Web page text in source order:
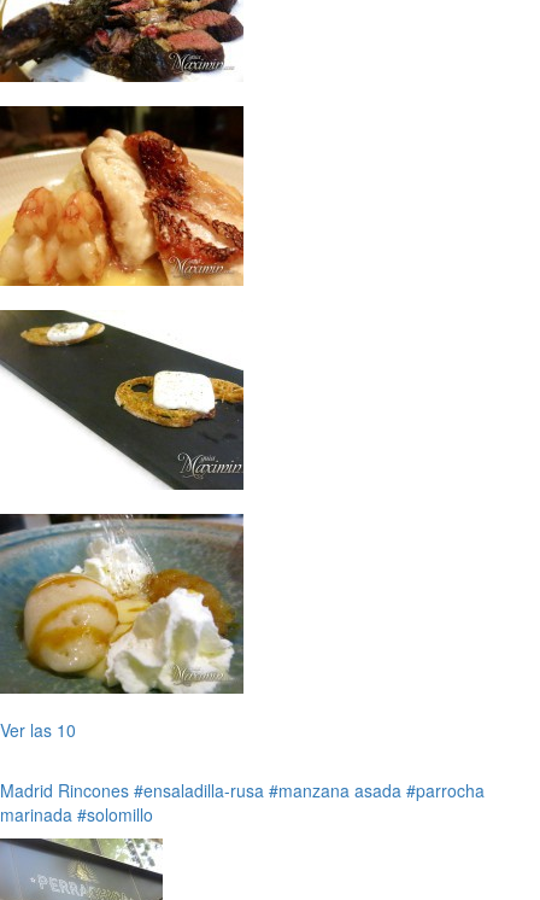
Ver las 10
Madrid Rincones #ensaladilla-rusa #manzana asada #parrocha
marinada #solomillo